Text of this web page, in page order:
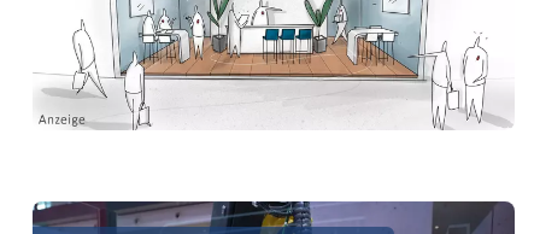
Aufgaben des VDMA - Interessenvertretung und